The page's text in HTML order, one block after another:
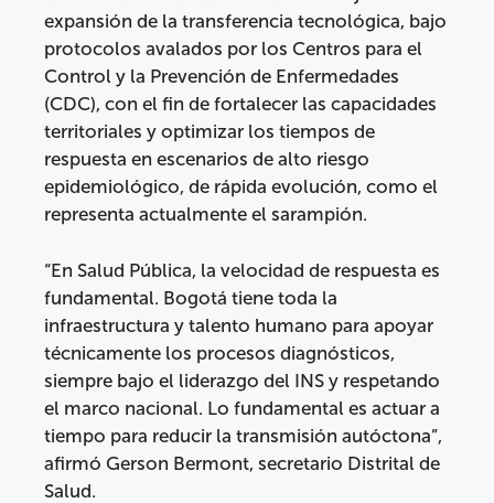
expansión de la transferencia tecnológica, bajo
protocolos avalados por los Centros para el
Control y la Prevención de Enfermedades
(CDC), con el fin de fortalecer las capacidades
territoriales y optimizar los tiempos de
respuesta en escenarios de alto riesgo
epidemiológico, de rápida evolución, como el
representa actualmente el sarampión.
“En Salud Pública, la velocidad de respuesta es
fundamental. Bogotá tiene toda la
infraestructura y talento humano para apoyar
técnicamente los procesos diagnósticos,
siempre bajo el liderazgo del INS y respetando
el marco nacional. Lo fundamental es actuar a
tiempo para reducir la transmisión autóctona”,
afirmó Gerson Bermont, secretario Distrital de
Salud.